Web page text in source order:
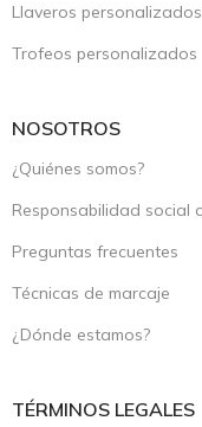
Llaveros personalizados
Trofeos personalizados
NOSOTROS
¿Quiénes somos?
Responsabilidad social
Preguntas frecuentes
Técnicas de marcaje
¿Dónde estamos?
TÉRMINOS LEGALES